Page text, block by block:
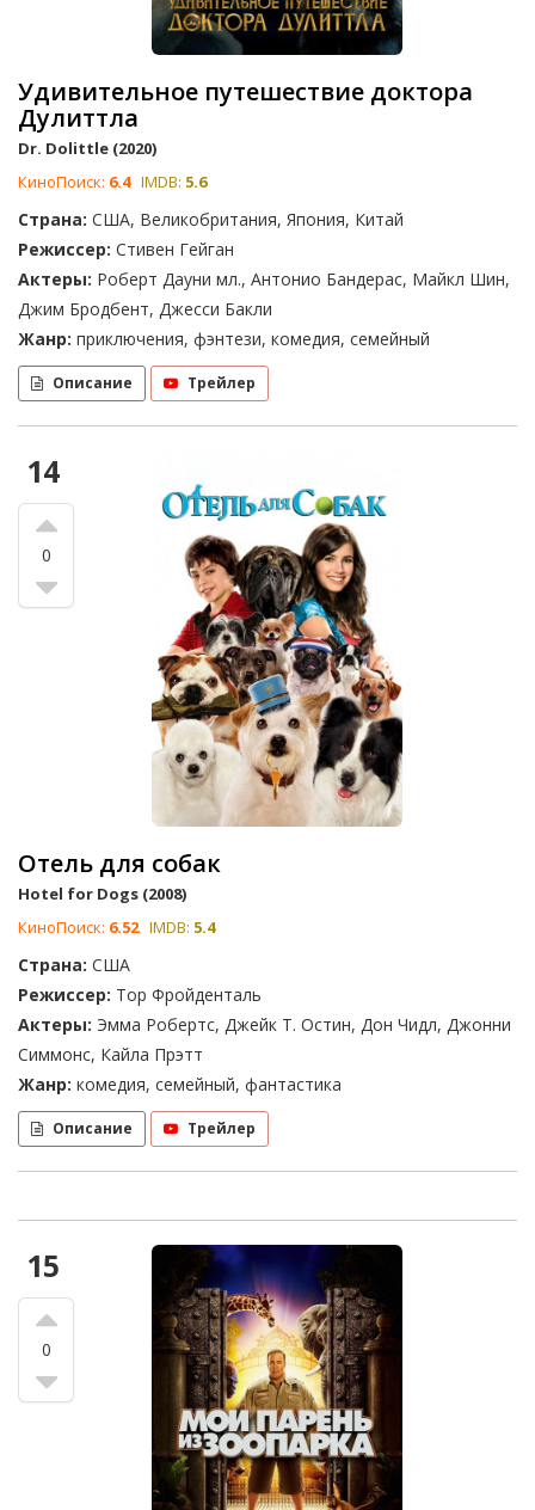
Удивительное путешествие доктора
Дулиттла
Dr. Dolittle (2020)
КиноПоиск: 6.4 IMDB: 5.6
Страна: США, Великобритания, Япония, Китай
Режиссер: Стивен Гейган
Актеры: Роберт Дауни мл., Антонио Бандерас, Майкл Шин,
Джим Бродбент, Джесси Бакли
Жанр: приключения, фэнтези, комедия, семейный
Описание Трейлер
14
0
Отель для собак
Hotel for Dogs (2008)
КиноПоиск: 6.52 IMDB: 5.4
Страна: США
Режиссер: Тор Фройденталь
Актеры: Эмма Робертс, Джейк Т. Остин, Дон Чидл, Джонни
Симмонс, Кайла Прэтт
Жанр: комедия, семейный, фантастика
Описание Трейлер
15
0